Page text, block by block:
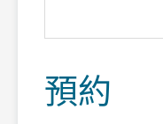
預約